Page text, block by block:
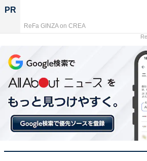
第227回
『TOKYO BURST-犯罪都市-』
水上恒司が最大の「勝因」かつ
映画『
は“音楽
る”理
ムだけ
1 2 3 4
PR
ReFa GINZA on CREA